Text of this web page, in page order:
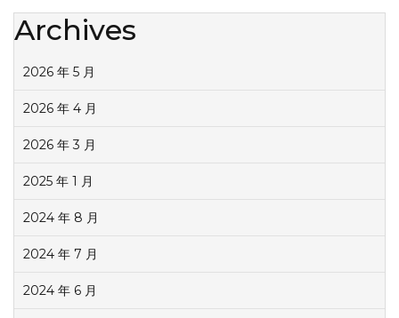
Archives
2026 年 5 月
2026 年 4 月
2026 年 3 月
2025 年 1 月
2024 年 8 月
2024 年 7 月
2024 年 6 月